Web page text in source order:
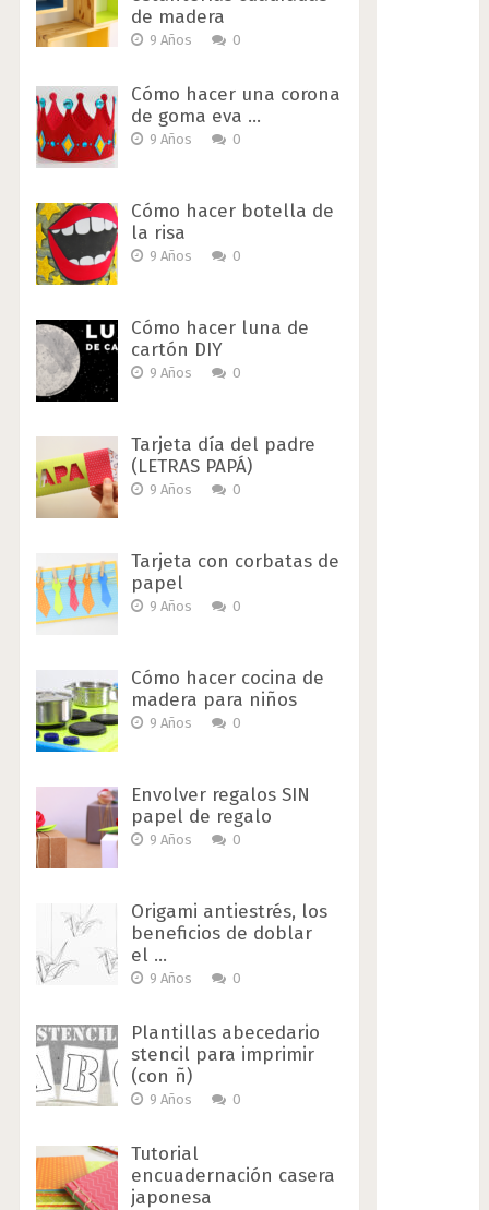
de madera
9 Años 0
Cómo hacer una corona
de goma eva …
9 Años 0
Cómo hacer botella de
la risa
9 Años 0
Cómo hacer luna de
cartón DIY
9 Años 0
Tarjeta día del padre
(LETRAS PAPÁ)
9 Años 0
Tarjeta con corbatas de
papel
9 Años 0
Cómo hacer cocina de
madera para niños
9 Años 0
Envolver regalos SIN
papel de regalo
9 Años 0
Origami antiestrés, los
beneficios de doblar
el …
9 Años 0
Plantillas abecedario
stencil para imprimir
(con ñ)
9 Años 0
Tutorial
encuadernación casera
japonesa